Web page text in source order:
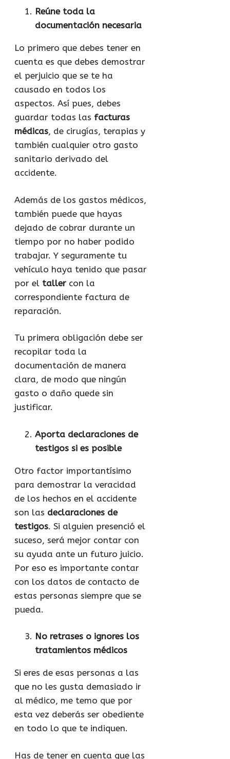
Reúne toda la
documentación necesaria
Lo primero que debes tener en
cuenta es que debes demostrar
el perjuicio que se te ha
causado en todos los
aspectos. Así pues, debes
guardar todas las facturas
médicas, de cirugías, terapias y
también cualquier otro gasto
sanitario derivado del
accidente.
Además de los gastos médicos,
también puede que hayas
dejado de cobrar durante un
tiempo por no haber podido
trabajar. Y seguramente tu
vehículo haya tenido que pasar
por el taller con la
correspondiente factura de
reparación.
Tu primera obligación debe ser
recopilar toda la
documentación de manera
clara, de modo que ningún
gasto o daño quede sin
justificar.
Aporta declaraciones de
testigos si es posible
Otro factor importantísimo
para demostrar la veracidad
de los hechos en el accidente
son las declaraciones de
testigos. Si alguien presenció el
suceso, será mejor contar con
su ayuda ante un futuro juicio.
Por eso es importante contar
con los datos de contacto de
estas personas siempre que se
pueda.
No retrases o ignores los
tratamientos médicos
Si eres de esas personas a las
que no les gusta demasiado ir
al médico, me temo que por
esta vez deberás ser obediente
en todo lo que te indiquen.
Has de tener en cuenta que las